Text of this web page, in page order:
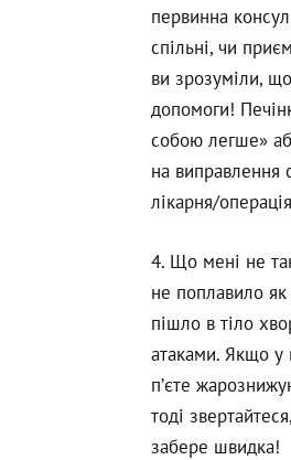
первинна
спільні, чи
ви зрозуміли,
допомоги!
собою легше»
на виправлення
лікарня/
4. Що мені не
не поплавило
пішло в тіло
атаками. Якщо у
пʼєте
тоді
забере швидка!